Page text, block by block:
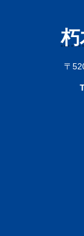
朽
〒